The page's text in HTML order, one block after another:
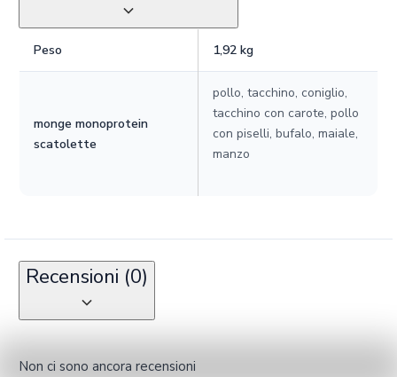
Peso 1,92 kg
monge monoprotein
scatolette
pollo, tacchino, coniglio,
tacchino con carote, pollo
con piselli, bufalo, maiale,
manzo
Recensioni (0)
Non ci sono ancora recensioni